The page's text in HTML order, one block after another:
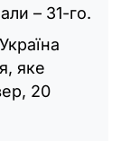
– 31-го.
яке
20